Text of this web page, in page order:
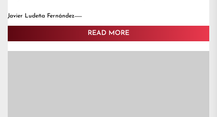
Javier Ludeña Fernández
READ MORE